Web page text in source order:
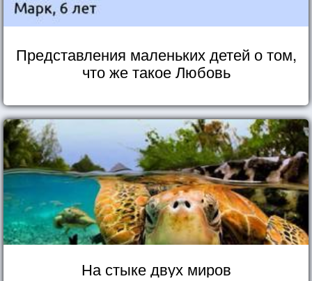
Представления маленьких детей о том,
что же такое Любовь
На стыке двух миров